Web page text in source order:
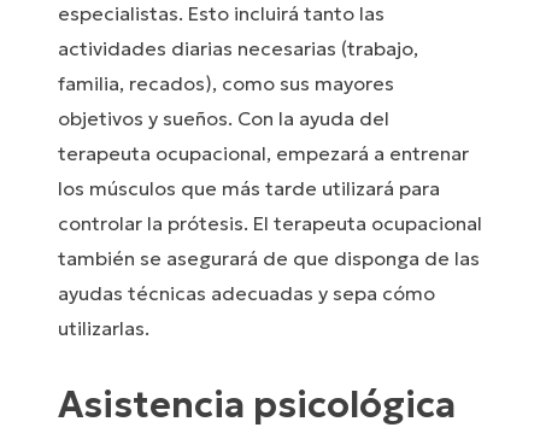
especialistas. Esto incluirá tanto las
actividades diarias necesarias (trabajo,
familia, recados), como sus mayores
objetivos y sueños. Con la ayuda del
terapeuta ocupacional, empezará a entrenar
los músculos que más tarde utilizará para
controlar la prótesis. El terapeuta ocupacional
también se asegurará de que disponga de las
ayudas técnicas adecuadas y sepa cómo
utilizarlas.
Asistencia psicológica